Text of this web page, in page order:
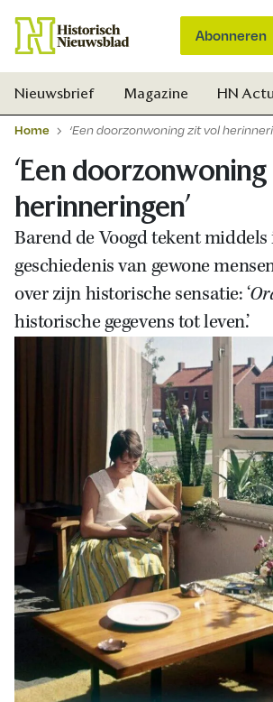
Abonneren
Nieuwsbrief Magazine HN
Home ‘Een doorzonwoning zit vol
‘Een
herinneringen’
Barend de Voogd tekent
geschiedenis van gewone
over zijn historische sensatie: ‘
historische gegevens tot leven.’